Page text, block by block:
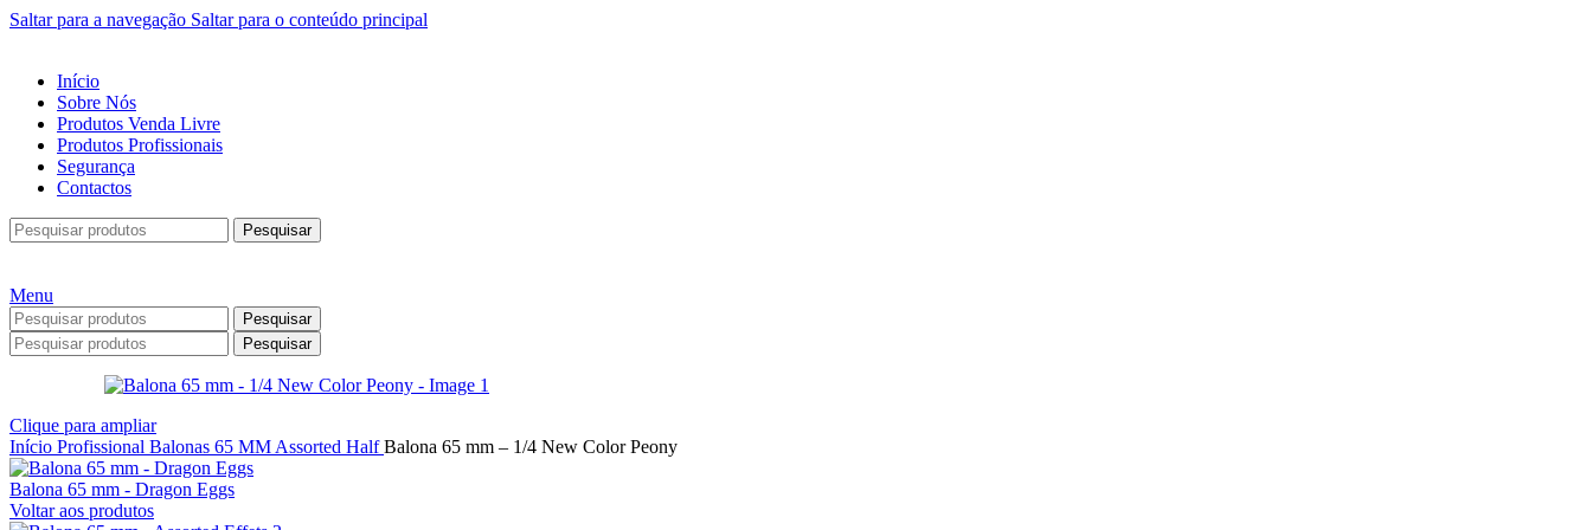
Saltar para a navegação Saltar para o conteúdo principal
Início
Sobre Nós
Produtos Venda Livre
Produtos Profissionais
Segurança
Contactos
Pesquisar
Menu
Pesquisar
Pesquisar
Clique para ampliar
Início Profissional Balonas 65 MM Assorted HalfBalona 65 mm – 1/4 New Color Peony
Balona 65 mm - Dragon Eggs
Voltar aos produtos